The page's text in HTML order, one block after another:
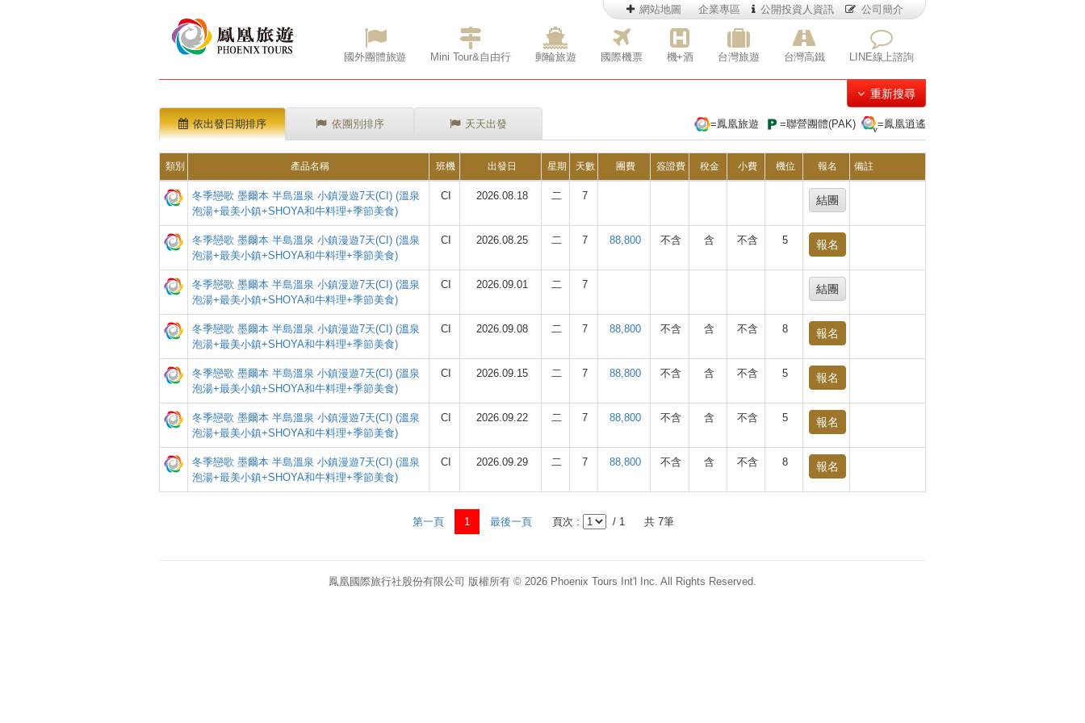
國外團體旅遊 Mini Tour&自由行 郵輪旅遊 國際機票 機+酒 台灣旅遊 台灣高鐵 LINE線上諮詢
網站地圖 企業專區 公開投資人資訊 公司簡介
重新搜尋
依出發日期排序 依團別排序 天天出發 =鳳凰旅遊 =聯營團體(PAK) =鳳凰逍遙
類別 產品名稱 班機 出發日 星期 天數 團費 簽證費 稅金 小費 機位 報名 備註
冬季戀歌 墨爾本 半島溫泉 小鎮漫遊7天(CI) (溫泉
泡湯+最美小鎮+SHOYA和牛料理+季節美食)
CI 2026.08.18 二 7 結團
冬季戀歌 墨爾本 半島溫泉 小鎮漫遊7天(CI) (溫泉
泡湯+最美小鎮+SHOYA和牛料理+季節美食)
CI 2026.08.25 二 7 88,800 不含 含 不含 5 報名
冬季戀歌 墨爾本 半島溫泉 小鎮漫遊7天(CI) (溫泉
泡湯+最美小鎮+SHOYA和牛料理+季節美食)
CI 2026.09.01 二 7 結團
冬季戀歌 墨爾本 半島溫泉 小鎮漫遊7天(CI) (溫泉
泡湯+最美小鎮+SHOYA和牛料理+季節美食)
CI 2026.09.08 二 7 88,800 不含 含 不含 8 報名
冬季戀歌 墨爾本 半島溫泉 小鎮漫遊7天(CI) (溫泉
泡湯+最美小鎮+SHOYA和牛料理+季節美食)
CI 2026.09.15 二 7 88,800 不含 含 不含 5 報名
冬季戀歌 墨爾本 半島溫泉 小鎮漫遊7天(CI) (溫泉
泡湯+最美小鎮+SHOYA和牛料理+季節美食)
CI 2026.09.22 二 7 88,800 不含 含 不含 5 報名
冬季戀歌 墨爾本 半島溫泉 小鎮漫遊7天(CI) (溫泉
泡湯+最美小鎮+SHOYA和牛料理+季節美食)
CI 2026.09.29 二 7 88,800 不含 含 不含 8 報名
第一頁 1 最後一頁 頁次 : / 1 共 7筆
鳳凰國際旅行社股份有限公司 版權所有 © 2026 Phoenix Tours Int'l Inc. All Rights Reserved.